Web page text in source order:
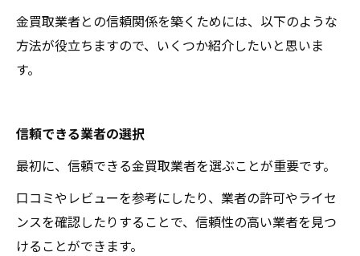
金買取業者との信頼関係を築くためには、以下のような
方法が役立ちますので、いくつか紹介したいと思いま
す。
信頼できる業者の選択
最初に、信頼できる金買取業者を選ぶことが重要です。
口コミやレビューを参考にしたり、業者の許可やライセ
ンスを確認したりすることで、信頼性の高い業者を見つ
けることができます。